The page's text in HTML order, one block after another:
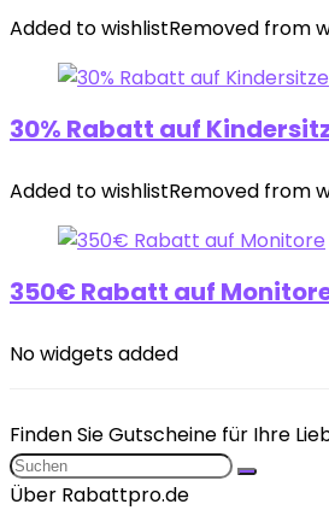
Added to wishlistRemoved from
30% Rabatt auf
Added to wishlistRemoved from
350€ Rabatt auf
No widgets added
Finden Sie Gutscheine für Ihre
Über Rabattpro.de